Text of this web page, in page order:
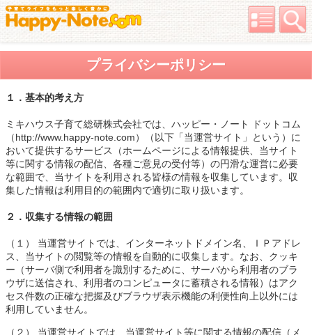
プライバシーポリシー
１．基本的考え方
ミキハウス子育て総研株式会社では、ハッピー・ノート ドットコム
（http://www.happy-note.com）（以下「当運営サイト」という）に
おいて提供するサービス（ホームページによる情報提供、当サイト
等に関する情報の配信、各種ご意見の受付等）の円滑な運営に必要
な範囲で、当サイトを利用される皆様の情報を収集しています。収
集した情報は利用目的の範囲内で適切に取り扱います。
２．収集する情報の範囲
（１） 当運営サイトでは、インターネットドメイン名、ＩＰアドレ
ス、当サイトの閲覧等の情報を自動的に収集します。なお、クッキ
ー（サーバ側で利用者を識別するために、サーバから利用者のブラ
ウザに送信され、利用者のコンピュータに蓄積される情報）はアク
セス件数の正確な把握及びブラウザ表示機能の利便性向上以外には
利用していません。
（２） 当運営サイトでは、当運営サイト等に関する情報の配信（メ